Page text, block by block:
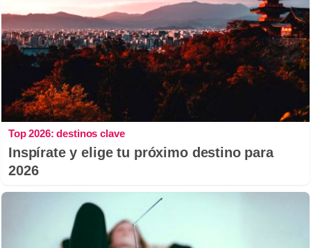
Top 2026: destinos clave
Inspírate y elige tu próximo destino para
2026